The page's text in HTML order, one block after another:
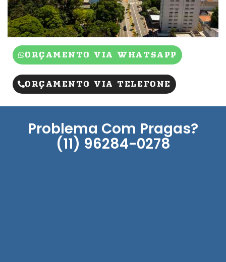
ORÇAMENTO VIA WHATSAPP
ORÇAMENTO VIA TELEFONE
Problema Com Pragas?
(11) 96284-0278